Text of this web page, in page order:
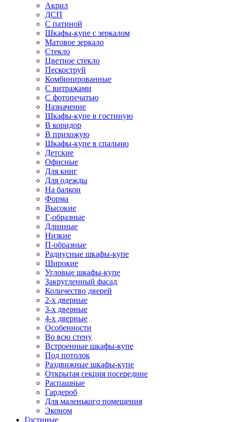
Акрил
ДСП
С патиной
Шкафы-купе с зеркалом
Матовое зеркало
Стекло
Цветное стекло
Пескоструй
Комбинированные
С витражами
С фотопечатью
Назначение
Шкафы-купе в гостиную
В коридор
В прихожую
Шкафы-купе в спальню
Детские
Офисные
Для книг
Для одежды
На балкон
Форма
Высокие
Г-образные
Длинные
Низкие
П-образные
Радиусные шкафы-купе
Широкие
Угловые шкафы-купе
Закругленный фасад
Количество дверей
2-х дверные
3-х дверные
4-х дверные
Особенности
Во всю стену
Встроенные шкафы-купе
Под потолок
Раздвижные шкафы-купе
Открытая секция посередине
Распашные
Гардероб
Для маленького помещения
Эконом
Гостиные